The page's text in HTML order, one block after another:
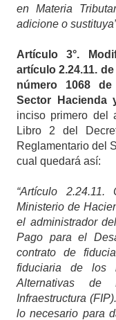
en Materia
adicione o
Artículo
3°.
artículo 2.24.11.
número 1068
Sector Hacienda
inciso primero del
Libro 2 del
Reglamentario del
cual quedará así:
“Artículo
Ministerio de
el administrador
Pago para el
contrato de
fiduciaria de los
Alternativas
Infraestructura
lo necesario para